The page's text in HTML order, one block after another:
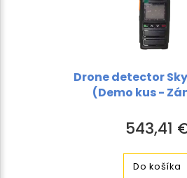
Drone detector
(Demo kus -
543,41
Do košíka